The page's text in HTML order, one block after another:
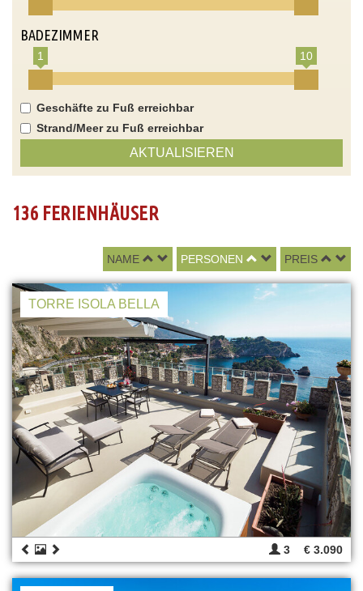
BADEZIMMER
1 10
Geschäfte zu Fuß erreichbar
Strand/Meer zu Fuß erreichbar
AKTUALISIEREN
136 FERIENHÄUSER
NAME PERSONEN PREIS
TORRE ISOLA BELLA
3 € 3.090